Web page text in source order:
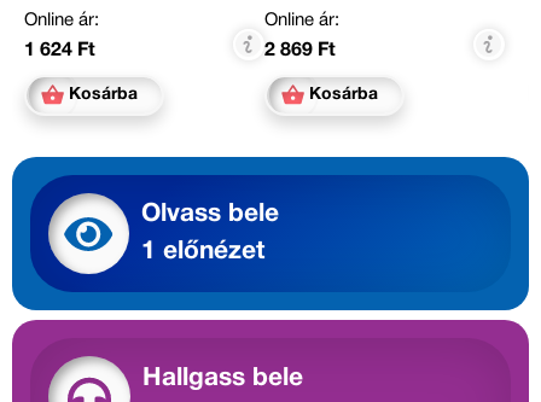
Online ár:
1 624 Ft
Kosárba
Online ár:
2 869 Ft
Kosárba
Olvass bele
1 előnézet
Hallgass bele